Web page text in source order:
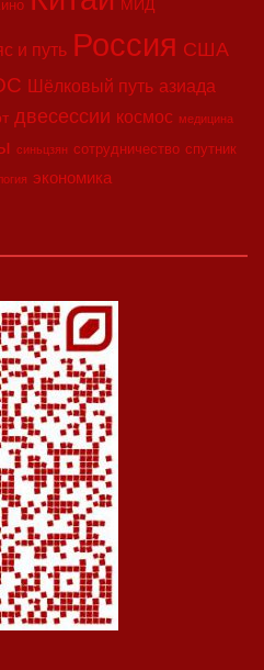
МИД
и путь Россия США
Шёлковый путь азиада
двесессии космос медицина
синьцзян сотрудничество спутник
экономика